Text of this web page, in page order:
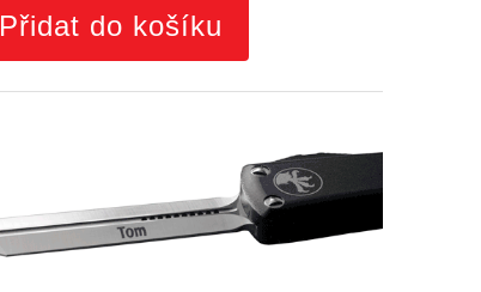
Přidat do košíku